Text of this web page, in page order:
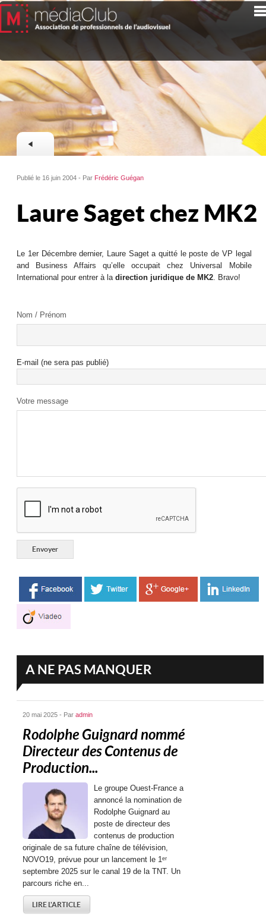
Publié le 16 juin 2004 - Par Frédéric Guégan
Laure Saget chez MK2
Le 1er Décembre dernier, Laure Saget a quitté le poste de VP legal
and Business Affairs qu’elle occupait chez Universal Mobile
International pour entrer à ladirection juridique de MK2. Bravo!
Nom / Prénom
E-mail (ne sera pas publié)
Votre message
A NE PAS MANQUER
20 mai 2025 - Paradmin
Rodolphe Guignard nommé
Directeur des Contenus de
Production...
Le groupe Ouest-France a
annoncé la nomination de
Rodolphe Guignard au
poste de directeur des
contenus de production
originale de sa future chaîne de télévision,
NOVO19, prévue pour un lancement le 1ᵉʳ
septembre 2025 sur le canal 19 de la TNT. Un
parcours riche en...
LIRE L'ARTICLE